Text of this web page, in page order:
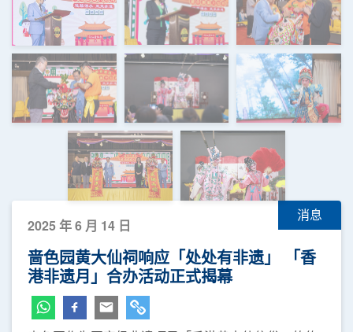
消息
2025 年 6 月 14 日
啬色园黄大仙祠响应「处处有非遗」 「香
港非遗月」合办活动正式揭幕